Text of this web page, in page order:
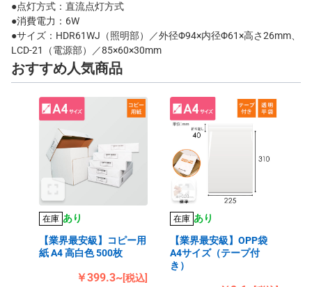
●点灯方式：直流点灯方式
●消費電力：6W
●サイズ：HDR61WJ（照明部）／外径Φ94×内径Φ61×高さ26mm、
LCD-21（電源部）／85×60×30mm
おすすめ人気商品
在庫 あり
【業界最安級】コピー用
紙 A4 高白色 500枚
￥399.3~[税込]
在庫 あり
【業界最安級】OPP袋
A4サイズ（テープ付
き）